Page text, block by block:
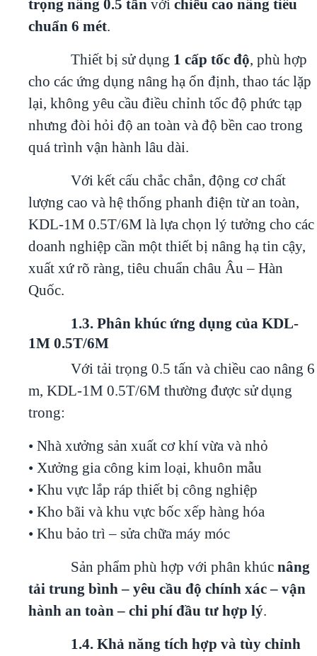
trọng nâng 0.5 tấn với chiều cao nâng tiêu
chuẩn 6 mét.
Thiết bị sử dụng 1 cấp tốc độ, phù hợp
cho các ứng dụng nâng hạ ổn định, thao tác lặp
lại, không yêu cầu điều chỉnh tốc độ phức tạp
nhưng đòi hỏi độ an toàn và độ bền cao trong
quá trình vận hành lâu dài.
Với kết cấu chắc chắn, động cơ chất
lượng cao và hệ thống phanh điện từ an toàn,
KDL-1M 0.5T/6M là lựa chọn lý tưởng cho các
doanh nghiệp cần một thiết bị nâng hạ tin cậy,
xuất xứ rõ ràng, tiêu chuẩn châu Âu – Hàn
Quốc.
1.3. Phân khúc ứng dụng của KDL-
1M 0.5T/6M
Với tải trọng 0.5 tấn và chiều cao nâng 6
m, KDL-1M 0.5T/6M thường được sử dụng
trong:
• Nhà xưởng sản xuất cơ khí vừa và nhỏ
• Xưởng gia công kim loại, khuôn mẫu
• Khu vực lắp ráp thiết bị công nghiệp
• Kho bãi và khu vực bốc xếp hàng hóa
• Khu bảo trì – sửa chữa máy móc
Sản phẩm phù hợp với phân khúc nâng
tải trung bình – yêu cầu độ chính xác – vận
hành an toàn – chi phí đầu tư hợp lý.
1.4. Khả năng tích hợp và tùy chỉnh